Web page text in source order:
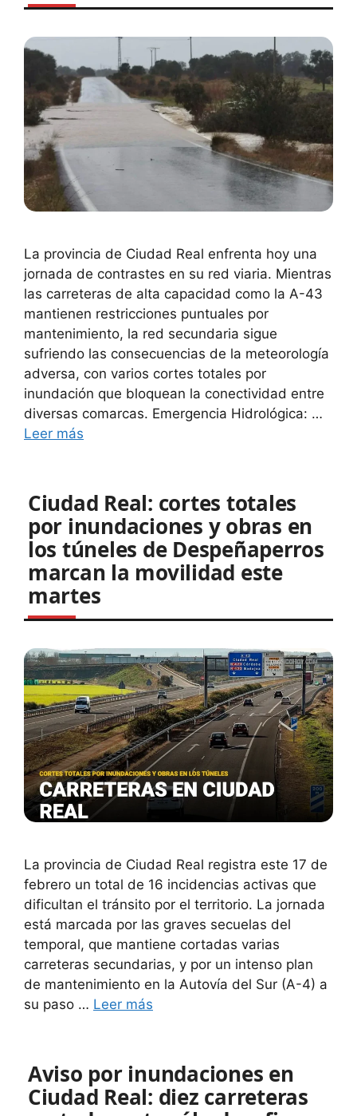
La provincia de Ciudad Real enfrenta hoy una
jornada de contrastes en su red viaria. Mientras
las carreteras de alta capacidad como la A-43
mantienen restricciones puntuales por
mantenimiento, la red secundaria sigue
sufriendo las consecuencias de la meteorología
adversa, con varios cortes totales por
inundación que bloquean la conectividad entre
diversas comarcas. Emergencia Hidrológica: …
Leer más
Ciudad Real: cortes totales
por inundaciones y obras en
los túneles de Despeñaperros
marcan la movilidad este
martes
La provincia de Ciudad Real registra este 17 de
febrero un total de 16 incidencias activas que
dificultan el tránsito por el territorio. La jornada
está marcada por las graves secuelas del
temporal, que mantiene cortadas varias
carreteras secundarias, y por un intenso plan
de mantenimiento en la Autovía del Sur (A-4) a
su paso … Leer más
Aviso por inundaciones en
Ciudad Real: diez carreteras